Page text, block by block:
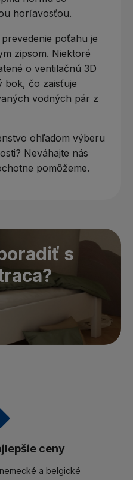
horľavosťou.
poťahu je
zipsom. Niektoré
o ventilačnú 3D
bok, čo zaisťuje
vodných pár z
ohľadom výberu
Neváhajte nás
pomôžeme.
s
ceny
a belgické